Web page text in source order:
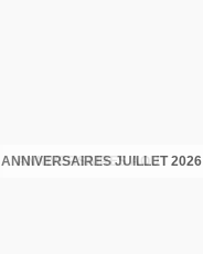
ANNIVERSAIRES JUILLET 2026